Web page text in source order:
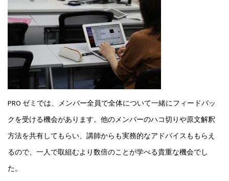
PRO ゼミでは、メンバー全員で全体について一緒にフィードバッ
クを受ける機会があります。他のメンバーのハコ切りや原文解釈
方法を共有してもらい、講師からも実務的なアドバイスももらえ
るので、一人で取組むより数倍のことが学べる貴重な機会でし
た。